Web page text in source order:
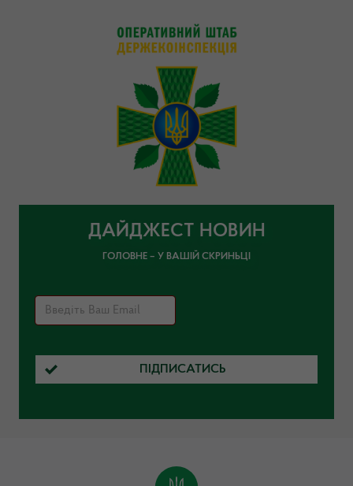
ДАЙДЖЕСТ НОВИН
ГОЛОВНЕ – У ВАШІЙ СКРИНЬЦІ
ПІДПИСАТИСЬ